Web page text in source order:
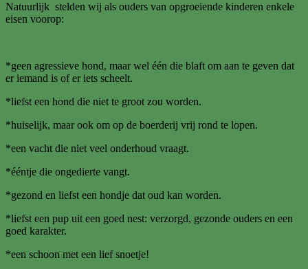
Natuurlijk stelden wij als ouders van opgroeiende kinderen enkele
eisen voorop:
*geen agressieve hond, maar wel één die blaft om aan te geven dat
er iemand is of er iets scheelt.
*liefst een hond die niet te groot zou worden.
*huiselijk, maar ook om op de boerderij vrij rond te lopen.
*een vacht die niet veel onderhoud vraagt.
*ééntje die ongedierte vangt.
*gezond en liefst een hondje dat oud kan worden.
*liefst een pup uit een goed nest: verzorgd, gezonde ouders en een
goed karakter.
*een schoon met een lief snoetje!